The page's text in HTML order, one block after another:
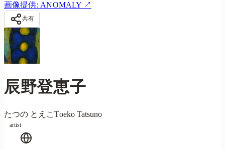
画像提供: ANOMALY↗
共有
辰野登恵子
たつの とえこToeko Tatsuno
artist